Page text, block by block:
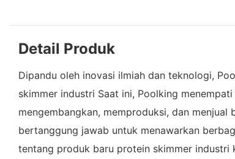
Detail Produk
Dipandu oleh inovasi ilmiah dan teknologi,
skimmer industri Saat ini, Poolking
mengembangkan, memproduksi, dan
bertanggung jawab untuk menawarkan
tentang produk baru protein skimmer industri